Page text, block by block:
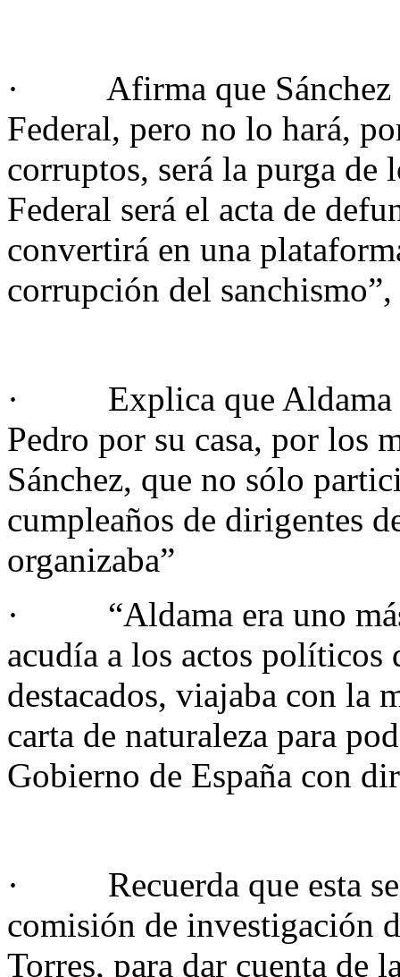
· Afirma que Sánchez
Federal, pero no lo hará,
corruptos, será la purga de
Federal será el acta de
convertirá en una
corrupción del
· Explica que Aldama
Pedro por su casa, por los
Sánchez, que no sólo
cumpleaños de dirigentes
organizaba”
· “Aldama era uno más
acudía a los actos políticos
destacados, viajaba con la
carta de naturaleza para
Gobierno de España con
· Recuerda que esta
comisión de investigación
Torres, para dar cuenta de